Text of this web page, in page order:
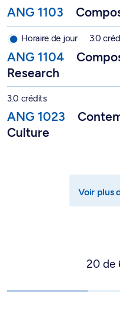
ANG 1103
Horaire de jour 3.0
ANG 1104
Research
3.0 crédits
ANG 1023
Culture
Voir plus
20 de